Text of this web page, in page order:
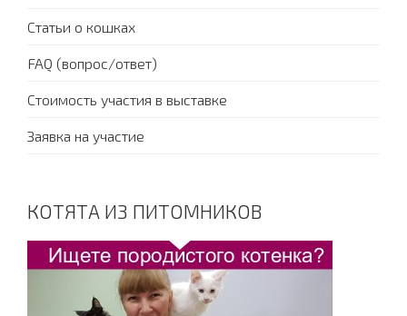
Статьи о кошках
FAQ (вопрос/ответ)
Стоимость участия в выставке
Заявка на участие
КОТЯТА ИЗ ПИТОМНИКОВ